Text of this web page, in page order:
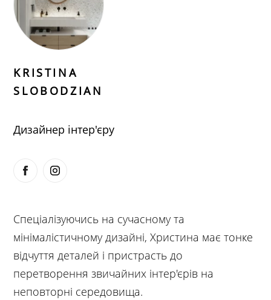
KRISTINA
SLOBODZIAN
Дизайнер інтер'єру
Спеціалізуючись на сучасному та
мінімалістичному дизайні, Христина має тонке
відчуття деталей і пристрасть до
перетворення звичайних інтер'єрів на
неповторні середовища.